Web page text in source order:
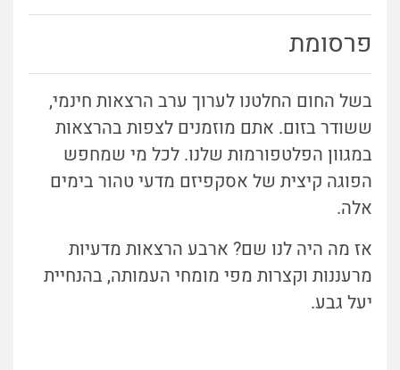
פרסומת
בשל החום החלטנו לערוך ערב הרצאות חינמי,
ששודר בזום. אתם מוזמנים לצפות בהרצאות
במגוון הפלטפורמות שלנו. לכל מי שמחפש
הפוגה קיצית של אסקפיזם מדעי טהור בימים
אלה.
אז מה היה לנו שם? ארבע הרצאות מדעיות
מרעננות וקצרות מפי מומחי העמותה, בהנחיית
יעל גבע.